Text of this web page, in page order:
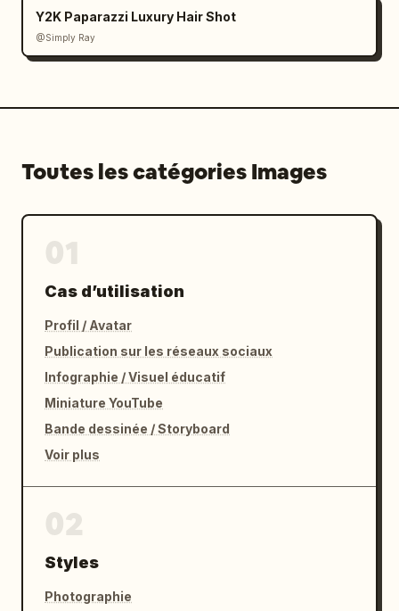
Y2K Paparazzi Luxury Hair Shot
@Simply Ray
Toutes les catégories Images
Cas d’utilisation
Profil / Avatar
Publication sur les réseaux sociaux
Infographie / Visuel éducatif
Miniature YouTube
Bande dessinée / Storyboard
Voir plus
Styles
Photographie